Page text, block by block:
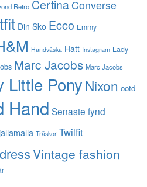
Retro CertinaConverse
Din Sko Ecco Emmy
Handväska Hatt Instagram Lady
Marc Jacobs Marc Jacobs
Little PonyNixon ootd
Hand Senaste fynd
Träskor Twilfit
Vintage fashion